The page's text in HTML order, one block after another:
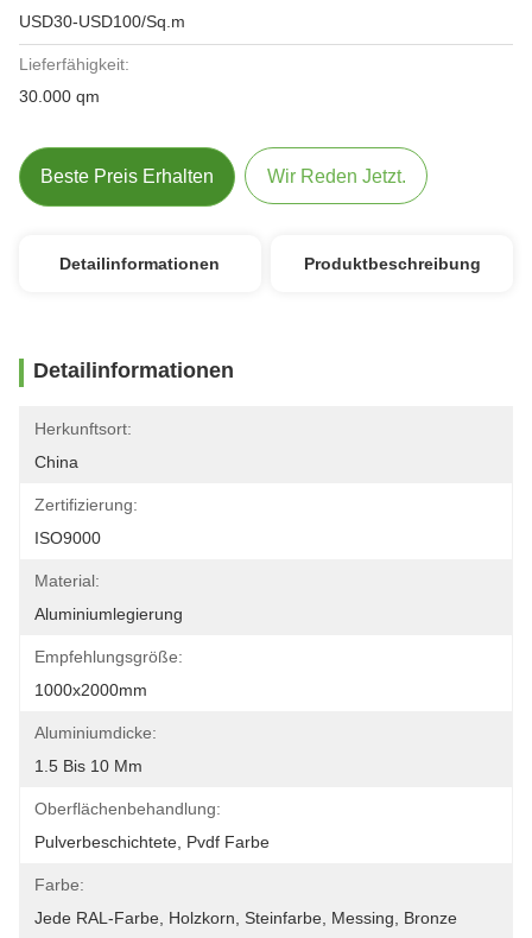
USD30-USD100/Sq.m
Lieferfähigkeit:
30.000 qm
Beste Preis Erhalten Wir Reden Jetzt.
Detailinformationen Produktbeschreibung
Detailinformationen
Herkunftsort:
China
Zertifizierung:
ISO9000
Material:
Aluminiumlegierung
Empfehlungsgröße:
1000x2000mm
Aluminiumdicke:
1.5 Bis 10 Mm
Oberflächenbehandlung:
Pulverbeschichtete, Pvdf Farbe
Farbe:
Jede RAL-Farbe, Holzkorn, Steinfarbe, Messing, Bronze